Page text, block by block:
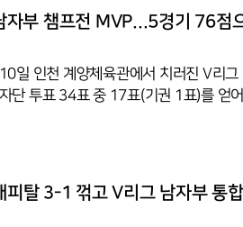
올리는 효과를 발휘했다. 홈에서 열린
자부 챔프전 MVP...5경기 76점
일 인천 계양체육관에서 치러진 V리
단 투표 34표 중 17표(기권 1표)를 얻
점·19점으로 팀 승리를 이끈 데 이어,
했다.대한항공은 이번 우승으로 통산 6
화재(8회)에 이어 남자부 최다 우승 단
피탈 3-1 꺾고 V리그 남자부 통